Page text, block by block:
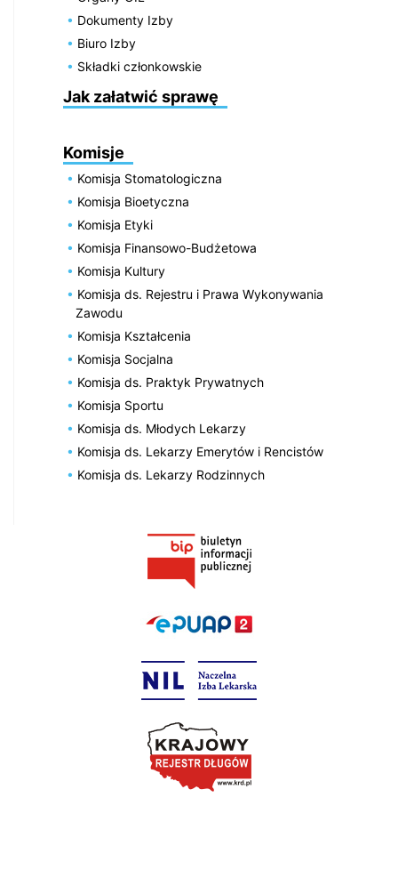
Dokumenty Izby
Biuro Izby
Składki członkowskie
Jak załatwić sprawę
Komisje
Komisja Stomatologiczna
Komisja Bioetyczna
Komisja Etyki
Komisja Finansowo-Budżetowa
Komisja Kultury
Komisja ds. Rejestru i Prawa Wykonywania
Zawodu
Komisja Kształcenia
Komisja Socjalna
Komisja ds. Praktyk Prywatnych
Komisja Sportu
Komisja ds. Młodych Lekarzy
Komisja ds. Lekarzy Emerytów i Rencistów
Komisja ds. Lekarzy Rodzinnych